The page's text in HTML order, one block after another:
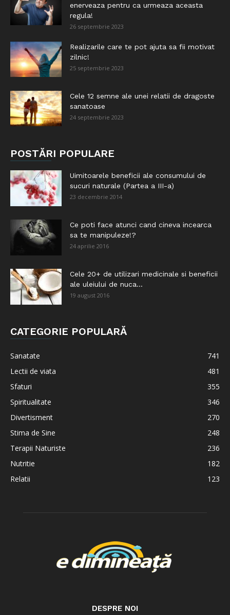
enerveaza pentru ca urmeaza aceasta
regula!
26 septembrie 2023
Realizarile care te pot ajuta sa fii motivat
zilnic!
25 septembrie 2023
Cele 12 semne ale unei relatii de dragoste
sanatoase
24 septembrie 2023
POSTĂRI POPULARE
Uimitoarele beneficii ale consumului de
sucuri naturale (Partea a III-a)
23 decembrie 2014
Ce poti face atunci cand cineva incearca
sa te manipuleze!?
24 aprilie 2016
Cele 20+ de utilizari medicinale si beneficii
ale uleiului de nuca...
19 august 2016
CATEGORIE POPULARĂ
Sanatate
741
Lectii de viata
481
Sfaturi
355
Spiritualitate
346
Divertisment
270
Stima de Sine
248
Terapii Naturiste
236
Nutritie
182
Relatii
123
DESPRE NOI